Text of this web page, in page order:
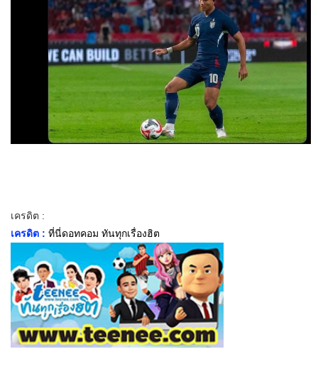
เครดิต :
เครดิต : ที่นี่ดอทคอม ทันทุกเรื่องฮิต